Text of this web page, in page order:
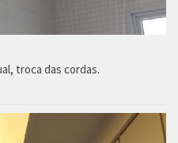
troca das cordas.